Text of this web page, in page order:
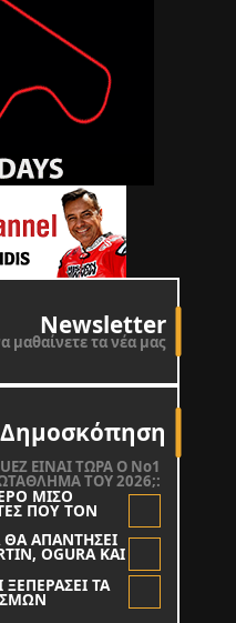
Newsletter
μαθαίνετε τα νέα μας
Δημοσκόπηση
ΕΙΝΑΙ ΤΩΡΑ Ο Νο1
ΤΟΥ 2026;:
ΜΙΣΟ
ΠΟΥ ΤΟΝ
ΑΠΑΝΤΗΣΕΙ
OGURA KAI
ΤΑ